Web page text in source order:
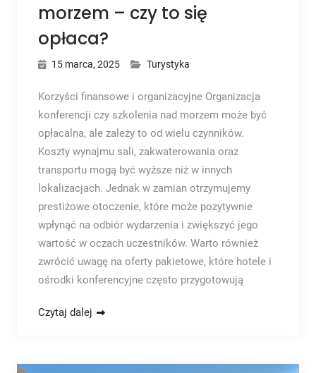
morzem – czy to się
opłaca?
15 marca, 2025 Turystyka
Korzyści finansowe i organizacyjne Organizacja
konferencji czy szkolenia nad morzem może być
opłacalna, ale zależy to od wielu czynników.
Koszty wynajmu sali, zakwaterowania oraz
transportu mogą być wyższe niż w innych
lokalizacjach. Jednak w zamian otrzymujemy
prestiżowe otoczenie, które może pozytywnie
wpłynąć na odbiór wydarzenia i zwiększyć jego
wartość w oczach uczestników. Warto również
zwrócić uwagę na oferty pakietowe, które hotele i
ośrodki konferencyjne często przygotowują
Czytaj dalej